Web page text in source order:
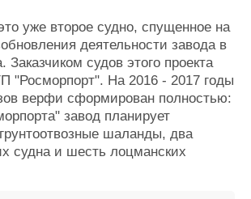
уже второе судно, спущенное на
деятельности завода в
Заказчиком судов этого проекта
"Росморпорт". На 2016 - 2017 годы
верфи сформирован полностью:
завод планирует
шаланды, два
судна и шесть лоцманских